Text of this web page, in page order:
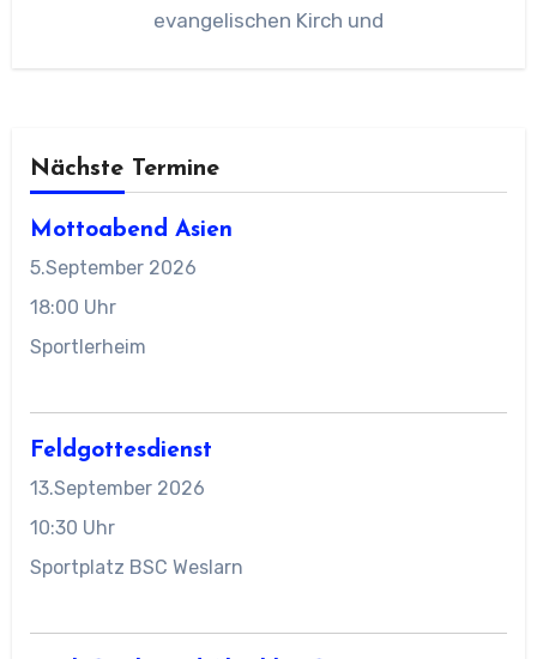
evangelischen Kirch und
Nächste Termine
Mottoabend Asien
5.September 2026
18:00 Uhr
Sportlerheim
Feldgottesdienst
13.September 2026
10:30 Uhr
Sportplatz BSC Weslarn